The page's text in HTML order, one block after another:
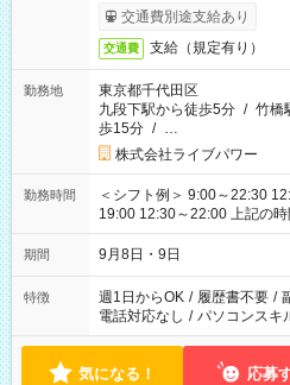
交通費別途支給あり
交通費 支給（規定有り）
勤務地
東京都千代田区
九段下駅から徒歩5分 / 竹橋
歩15分 / …
株式会社ライブパワー
勤務時間
＜シフト例＞ 9:00～22:30
19:00 12:30～22:00 上記の時間から好きな時間を選べます！ ※
時間は変更となる可能性があ
期間 9月8日・9日
特徴 週1日からOK / 履歴書不要 /
電話対応なし / パソコンスキ
気になる！ 応募